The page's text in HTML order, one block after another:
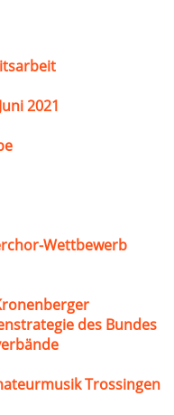
2021
Wettbewerb
des Bundes
Trossingen